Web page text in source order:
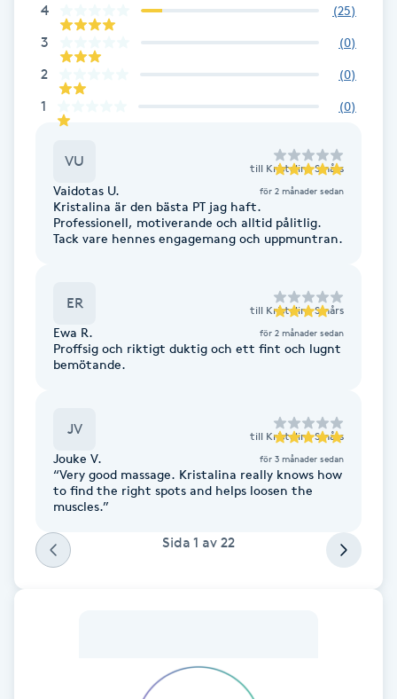
Faceliftmassage
Fet hårbotten
Fettreducering
Fibromassage
Fotvård
Fransborttagning
Fransförlängning
4 (25)
3 (0)
2 (0)
1 (0)
VU till Kristalina Smårs
Vaidotas U. för 2 månader sedan
Kristalina är den bästa PT jag haft.
Professionell, motiverande och alltid pålitlig.
Tack vare hennes engagemang och uppmuntran.
ER till Kristalina Smårs
Ewa R. för 2 månader sedan
Proffsig och riktigt duktig och ett fint och lugnt
bemötande.
JV till Kristalina Smårs
Jouke V. för 3 månader sedan
“Very good massage. Kristalina really knows how
to find the right spots and helps loosen the
muscles.”
Sida 1 av 22